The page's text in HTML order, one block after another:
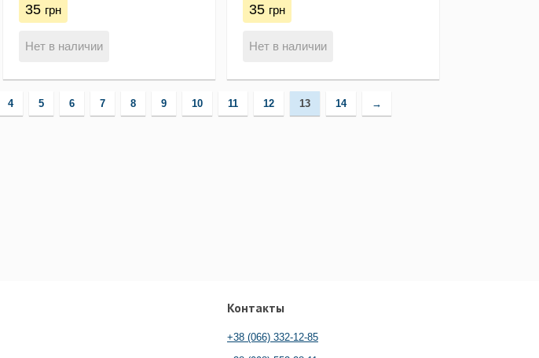
35 грн
Нет в наличии
35 грн
Нет в наличии
4 5 6 7 8 9 10 11 12 13 14 →
Контакты
+38 (066) 332-12-85